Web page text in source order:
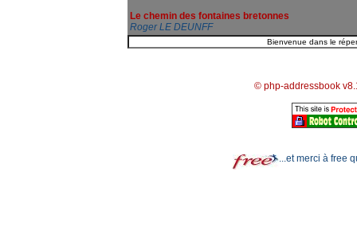
Le chemin des fontaines bretonnes
Roger LE DEUNFF
© php-addressbook
...et merci à free